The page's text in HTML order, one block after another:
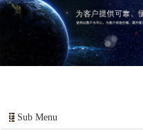
Sub Menu